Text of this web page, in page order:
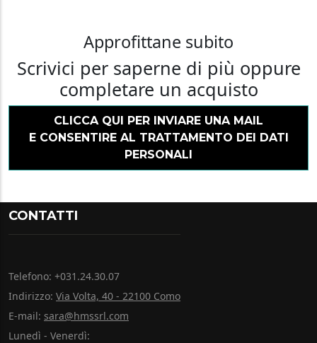
Approfittane subito
Scrivici per saperne di più oppure
completare un acquisto
CLICCA QUI PER INVIARE UNA MAIL
E CONSENTIRE AL TRATTAMENTO DEI DATI
PERSONALI
CONTATTI
Telefono: +031.24.30.07
Indirizzo: Via Volta, 40 - 22100 Como
E-mail: sara@hmssrl.com
Lunedì - Venerdì: